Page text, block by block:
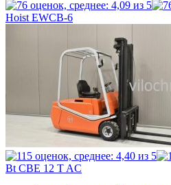
Hoist EWCB-6
Bt CBE 12 T AC